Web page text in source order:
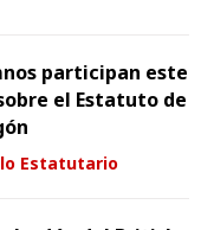
participan este
el Estatuto de
Estatutario